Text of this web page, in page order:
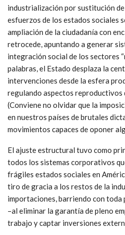
industrialización por sustitución
esfuerzos de los estados sociales
ampliación de la ciudadanía con
retrocede, apuntando a generar
integración social de los sectores
palabras, el Estado desplaza la
intervenciones desde la esfera
regulando aspectos reproductivos
(Conviene no olvidar que la
en nuestros países de brutales
movimientos capaces de oponer
El ajuste estructural tuvo como
todos los sistemas corporativos
frágiles estados sociales en
tiro de gracia a los restos de la
importaciones, barriendo con
–al eliminar la garantía de pleno
trabajo y captar inversiones